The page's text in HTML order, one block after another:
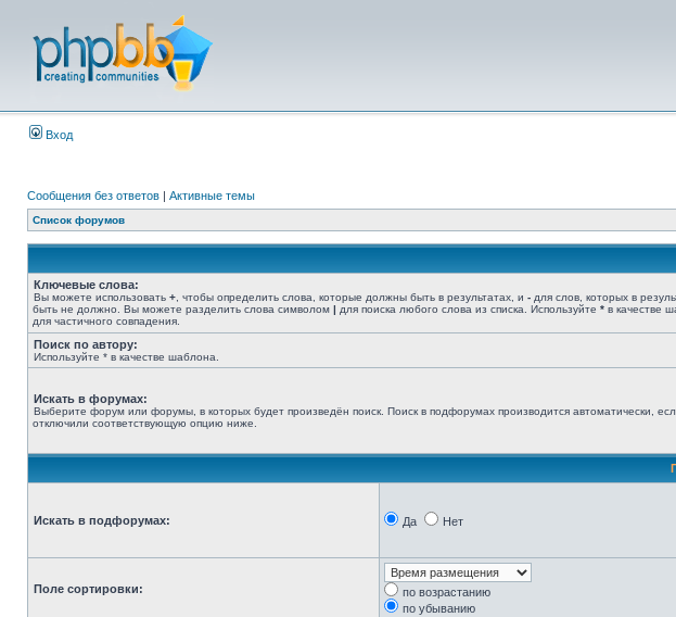
Вход
Сообщения без ответов | Активные темы
Список форумов
Ключевые слова:
Вы можете использовать + , чтобы определить слова, которые должны быть в результатах, и - для слов, которых в
быть не должно. Вы можете разделить слова символом | для поиска любого слова из списка. Используйте * в качестве
для частичного совпадения.
Поиск по автору:
Используйте * в качестве шаблона.
Искать в форумах:
Выберите форум или форумы, в которых будет произведён поиск. Поиск в подфорумах производится автоматически,
отключили соответствующую опцию ниже.
Искать в подфорумах: Да Нет
Поле сортировки:
по возрастанию
по убыванию